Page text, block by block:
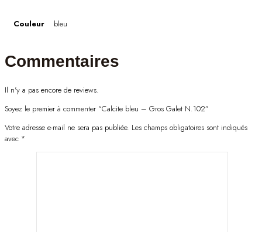
Couleur bleu
Commentaires
Il n'y a pas encore de reviews.
Soyez le premier à commenter “Calcite bleu – Gros Galet N.102”
Votre adresse e-mail ne sera pas publiée. Les champs obligatoires sont indiqués
avec *